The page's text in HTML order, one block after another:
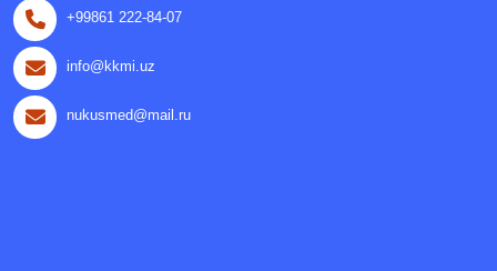
+99861 222-84-07
info@kkmi.uz
nukusmed@mail.ru